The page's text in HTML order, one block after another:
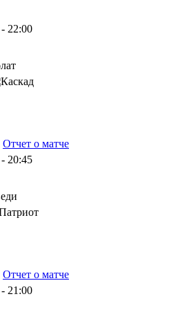
- 22:00
Отчет о матче
- 20:45
Отчет о матче
- 21:00